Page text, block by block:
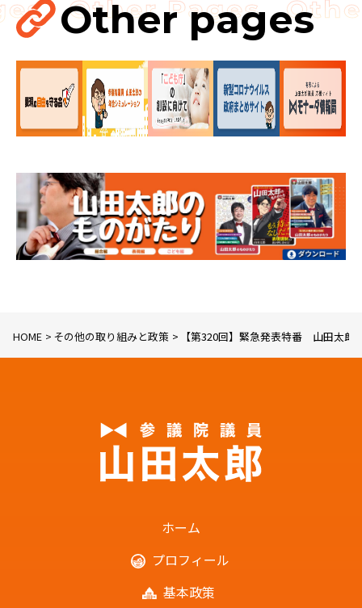
Other pages
HOME その他の取り組みと政策 【第320回】緊急発表特番 山田太郎
ホーム
プロフィール
基本政策